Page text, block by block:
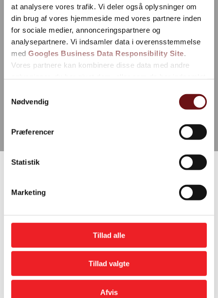
at analysere vores trafik. Vi deler også oplysninger om
din brug af vores hjemmeside med vores partnere inden
for sociale medier, annonceringspartnere og
analysepartnere. Vi indsamler data i overensstemmelse
med Googles Business Data Responsibility Site.
Vores partnere kan kombinere disse data med andre
Nødvendig
Præferencer
Statistik
Marketing
Tillad alle
Tillad valgte
Afvis
Hvornår bør man skifte
tag? 7 tegn du ikke må
ignorere
Er du i tvivl om, hvorvidt din bolig trænger til en
gennemgribende renovering af de øverste flader? I
vigtigste indikatorer for, hvornår det er tid til et
tag, så du kan beskytte din bolig mod fremtidige
skader. Ved at være opmærksom på de rette